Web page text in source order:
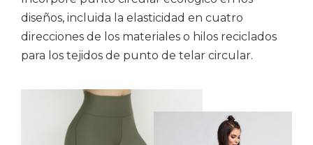
diseños, incluida la elasticidad en cuatro
direcciones de los materiales o hilos reciclados
para los tejidos de punto de telar circular.